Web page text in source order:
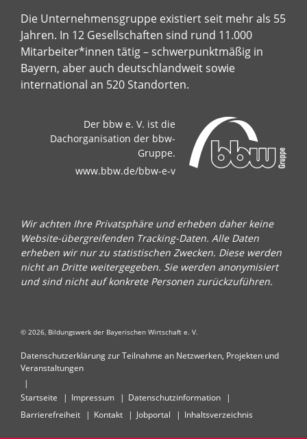
Die Unternehmensgruppe existiert seit mehr als 55
Jahren. In 12 Gesellschaften sind rund 11.000
Mitarbeiter*innen tätig – schwerpunktmäßig in
Bayern, aber auch deutschlandweit sowie
international an 520 Standorten.
Der bbw e. V. ist die
Dachorganisation der bbw-
Gruppe.
www.bbw.de/bbw-e-v
Wir achten Ihre Privatsphäre und erheben daher keine
Website-übergreifenden Tracking-Daten. Alle Daten
erheben wir nur zu statistischen Zwecken. Diese werden
nicht an Dritte weitergegeben. Sie werden anonymisiert
und sind nicht auf konkrete Personen zurückzuführen.
© 2026, Bildungswerk der Bayerischen Wirtschaft e. V.
Datenschutzerklärung zur Teilnahme an Netzwerken, Projekten und
Veranstaltungen
Startseite Impressum
Datenschutzinformation
Barrierefreiheit
Kontakt Jobportal Inhaltsverzeichnis